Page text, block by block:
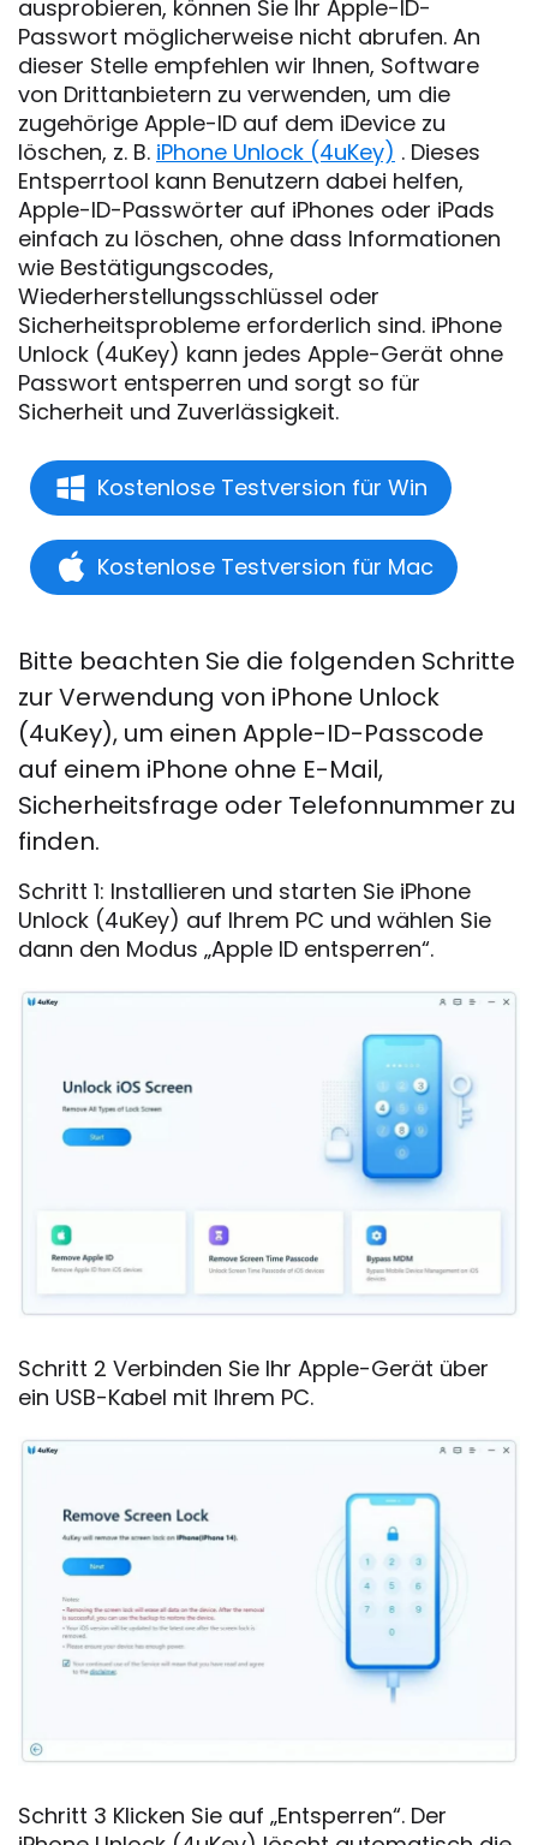
ausprobieren, können Sie Ihr Apple-ID-
Passwort möglicherweise nicht abrufen. An
dieser Stelle empfehlen wir Ihnen, Software
von Drittanbietern zu verwenden, um die
zugehörige Apple-ID auf dem iDevice zu
löschen, z. B. iPhone Unlock (4uKey) . Dieses
Entsperrtool kann Benutzern dabei helfen,
Apple-ID-Passwörter auf iPhones oder iPads
einfach zu löschen, ohne dass Informationen
wie Bestätigungscodes,
Wiederherstellungsschlüssel oder
Sicherheitsprobleme erforderlich sind. iPhone
Unlock (4uKey) kann jedes Apple-Gerät ohne
Passwort entsperren und sorgt so für
Sicherheit und Zuverlässigkeit.
Kostenlose Testversion für Win
Kostenlose Testversion für Mac
Bitte beachten Sie die folgenden Schritte
zur Verwendung von iPhone Unlock
(4uKey), um einen Apple-ID-Passcode
auf einem iPhone ohne E-Mail,
Sicherheitsfrage oder Telefonnummer zu
finden.
Schritt 1: Installieren und starten Sie iPhone
Unlock (4uKey) auf Ihrem PC und wählen Sie
dann den Modus „Apple ID entsperren“.
Schritt 2 Verbinden Sie Ihr Apple-Gerät über
ein USB-Kabel mit Ihrem PC.
Schritt 3 Klicken Sie auf „Entsperren“. Der